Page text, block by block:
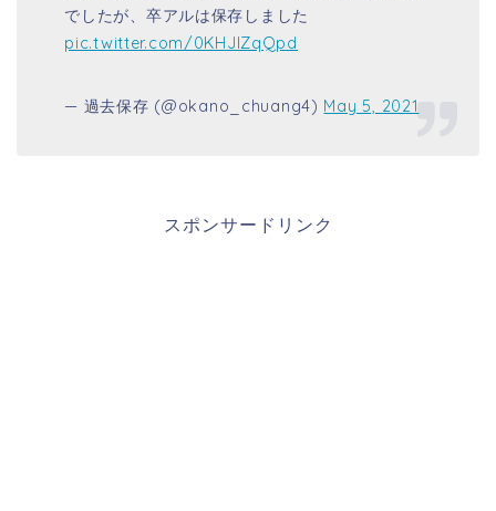
でしたが、卒アルは保存しました
pic.twitter.com/0KHJIZqQpd
— 過去保存 (@okano_chuang4) May 5, 2021
スポンサードリンク